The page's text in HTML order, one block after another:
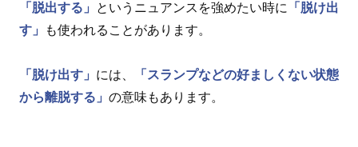
「脱出する」
というニュアンスを強めたい時に
「脱け出
す」
も使われることがあります。
「脱け出す」 には、
「スランプなどの好ましくない状態
から離脱する」 の意味もあります。